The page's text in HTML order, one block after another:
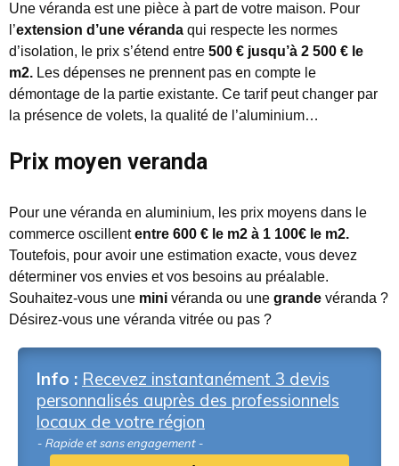
Une véranda est une pièce à part de votre maison. Pour
l’extension d’une véranda qui respecte les normes
d’isolation, le prix s’étend entre 500 € jusqu’à 2 500 € le
m2. Les dépenses ne prennent pas en compte le
démontage de la partie existante. Ce tarif peut changer par
la présence de volets, la qualité de l’aluminium…
Prix moyen veranda
Pour une véranda en aluminium, les prix moyens dans le
commerce oscillententre 600 € le m2 à 1 100€ le m2.
Toutefois, pour avoir une estimation exacte, vous devez
déterminer vos envies et vos besoins au préalable.
Souhaitez-vous une mini véranda ou une grande véranda ?
Désirez-vous une véranda vitrée ou pas ?
Info : Recevez instantanément 3 devis
personnalisés auprès des professionnels
locaux de votre région
- Rapide et sans engagement -